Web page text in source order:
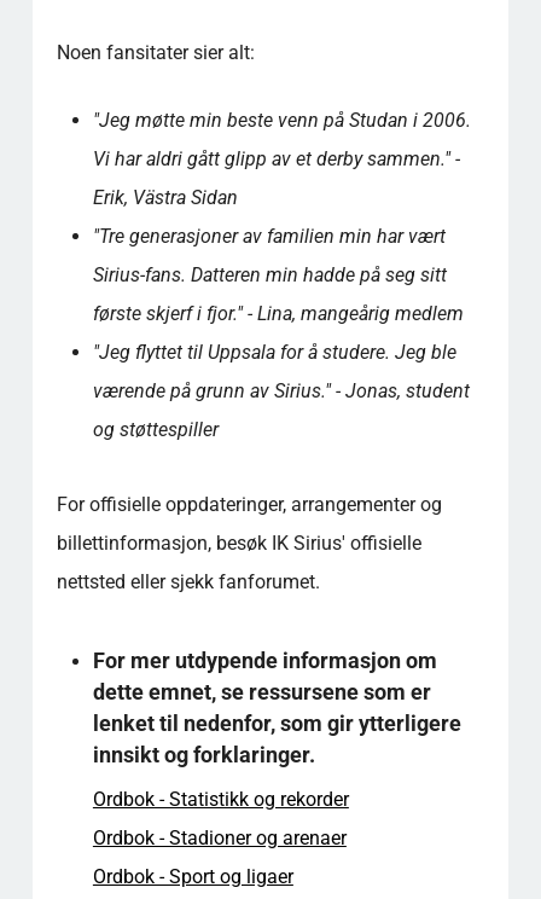
Noen fansitater sier alt:
"Jeg møtte min beste venn på Studan i 2006.
Vi har aldri gått glipp av et derby sammen." -
Erik, Västra Sidan
"Tre generasjoner av familien min har vært
Sirius-fans. Datteren min hadde på seg sitt
første skjerf i fjor." - Lina, mangeårig medlem
"Jeg flyttet til Uppsala for å studere. Jeg ble
værende på grunn av Sirius." - Jonas, student
og støttespiller
For offisielle oppdateringer, arrangementer og
billettinformasjon, besøk IK Sirius' offisielle
nettsted eller sjekk fanforumet.
For mer utdypende informasjon om
dette emnet, se ressursene som er
lenket til nedenfor, som gir ytterligere
innsikt og forklaringer.
Ordbok - Statistikk og rekorder
Ordbok - Stadioner og arenaer
Ordbok - Sport og ligaer